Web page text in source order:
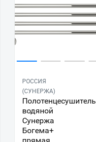
РОССИЯ
(СУНЕРЖА)
Полотенцесушитель
водяной
Сунержа
Богема+
прямая